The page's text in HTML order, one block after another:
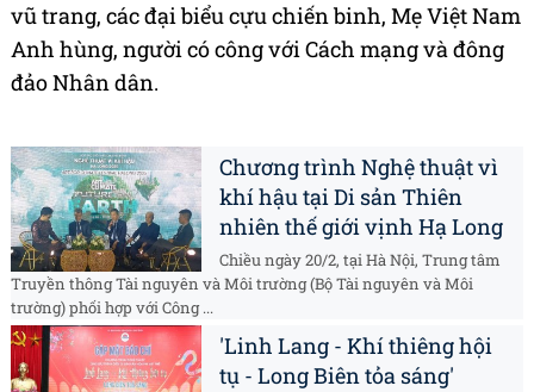
vũ trang, các đại biểu cựu chiến binh, Mẹ Việt Nam
Anh hùng, người có công với Cách mạng và đông
đảo Nhân dân.
Chương trình Nghệ thuật vì
khí hậu tại Di sản Thiên
nhiên thế giới vịnh Hạ Long
Chiều ngày 20/2, tại Hà Nội, Trung tâm
Truyền thông Tài nguyên và Môi trường (Bộ Tài nguyên và Môi
trường) phối hợp với Công ...
'Linh Lang - Khí thiêng hội
tụ - Long Biên tỏa sáng'